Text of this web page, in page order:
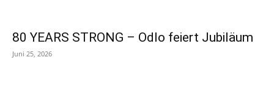
80 YEARS STRONG – Odlo feiert Jubiläum
Juni 25, 2026